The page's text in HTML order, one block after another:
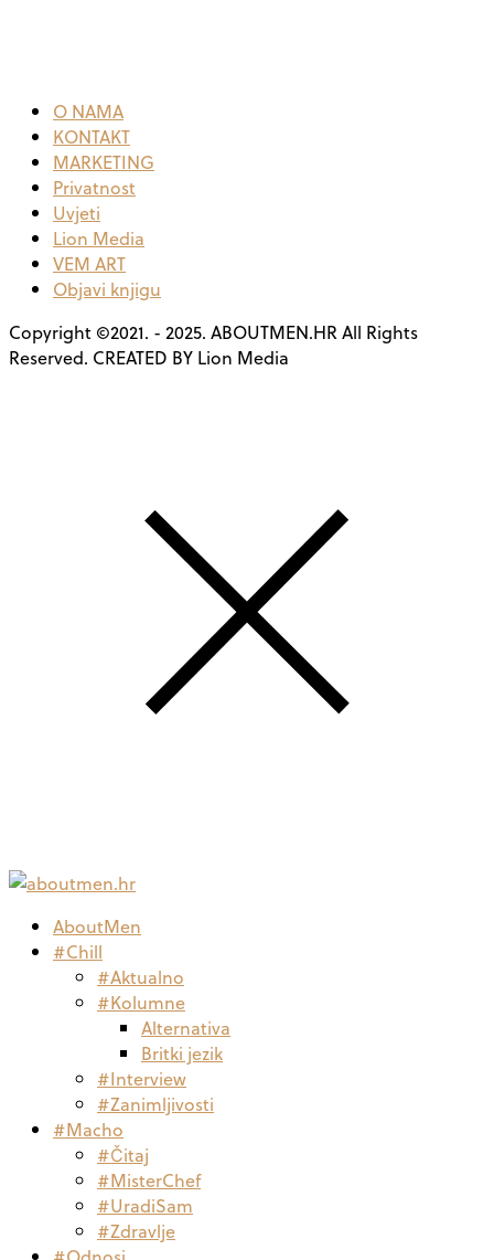
O NAMA
KONTAKT
MARKETING
Privatnost
Uvjeti
Lion Media
VEM ART
Objavi knjigu
Copyright ©2021. - 2025. ABOUTMEN.HR All Rights
Reserved. CREATED BY Lion Media
AboutMen
#Chill
#Aktualno
#Kolumne
Alternativa
Britki jezik
#Interview
#Zanimljivosti
#Macho
#Čitaj
#MisterChef
#UradiSam
#Zdravlje